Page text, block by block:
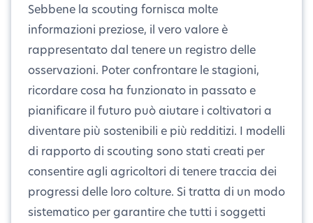
Sebbene la scouting fornisca molte
informazioni preziose, il vero valore è
rappresentato dal tenere un registro delle
osservazioni. Poter confrontare le stagioni,
ricordare cosa ha funzionato in passato e
pianificare il futuro può aiutare i coltivatori a
diventare più sostenibili e più redditizi. I modelli
di rapporto di scouting sono stati creati per
consentire agli agricoltori di tenere traccia dei
progressi delle loro colture. Si tratta di un modo
sistematico per garantire che tutti i soggetti